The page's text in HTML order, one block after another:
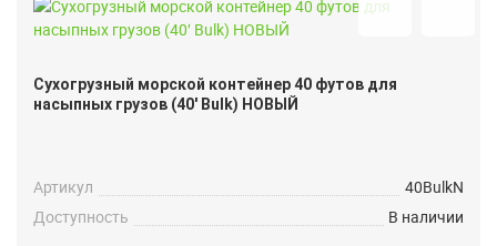
Сухогрузный морской контейнер 40 футов для
насыпных грузов (40′ Bulk) НОВЫЙ
Артикул
40BulkN
Доступность
В наличии